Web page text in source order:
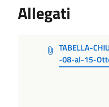
Allegati
TABELLA-
-08-al-15-